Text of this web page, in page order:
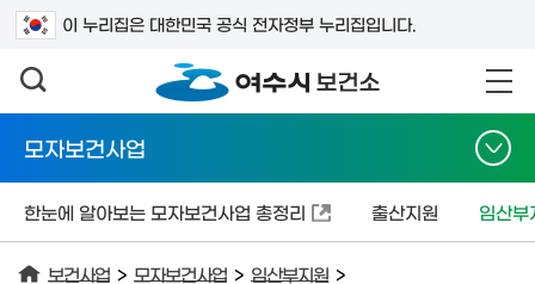
이 누리집은 대한민국 공식 전자정부 누리집입니다.
검색어를 입력하세요
모자보건사업
한눈에 알아보는 모자보건사업 총정리 출산지원 임산부
보건사업 > 모자보건사업 > 임산부지원 >